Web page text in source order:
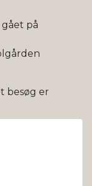
på
besøg er